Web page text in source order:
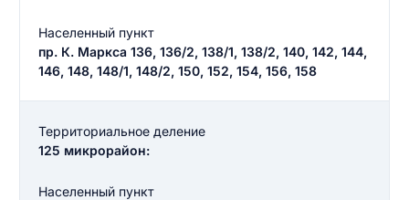
Населенный пункт
пр. К. Маркса 136, 136/2, 138/1, 138/2, 140, 142, 144,
146, 148, 148/1, 148/2, 150, 152, 154, 156, 158
Территориальное деление
125 микрорайон:
Населенный пункт